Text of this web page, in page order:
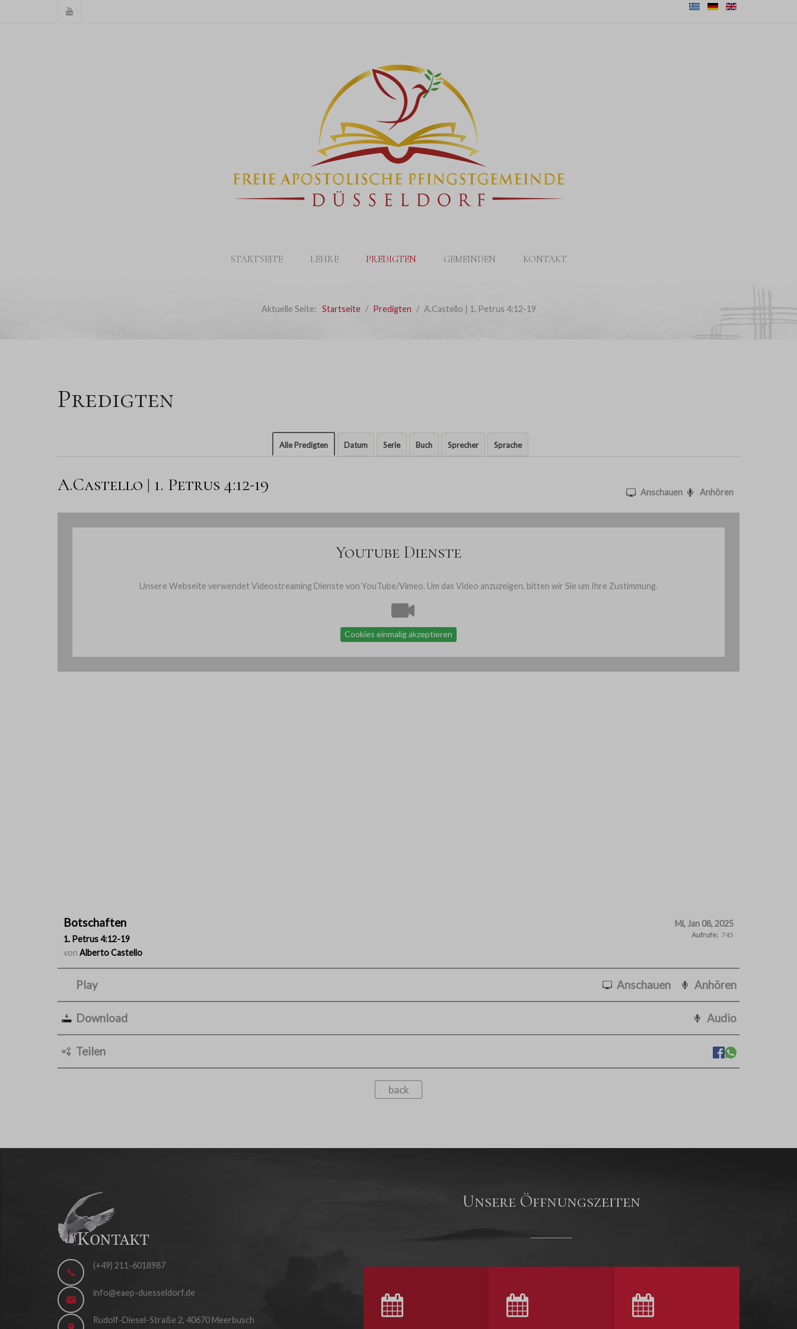
STARTSEITE LEHRE PREDIGTEN GEMEINDEN KONTAKT
Aktuelle Seite: Startseite Predigten A.Castello | 1. Petrus 4:12-19
Predigten
Alle Predigten Datum Serie Buch Sprecher Sprache
Anschauen Anhören
A.Castello | 1. Petrus 4:12-19
Youtube Dienste
Unsere Webseite verwendet Videostreaming Dienste von YouTube/Vimeo. Um das Video anzuzeigen, bitten wir Sie um Ihre Zustimmung.
Cookies einmalig akzeptieren
Mi, Jan 08, 2025
Aufrufe: 745
Botschaften
1. Petrus 4:12-19
von Alberto Castello
Anschauen Anhören
Play
Audio
Download
Teilen
back
(+49) 211-6018987
info@eaep-duesseldorf.de
Rudolf-Diesel-Straße 2, 40670 Meerbusch
Unsere Öffnungszeiten